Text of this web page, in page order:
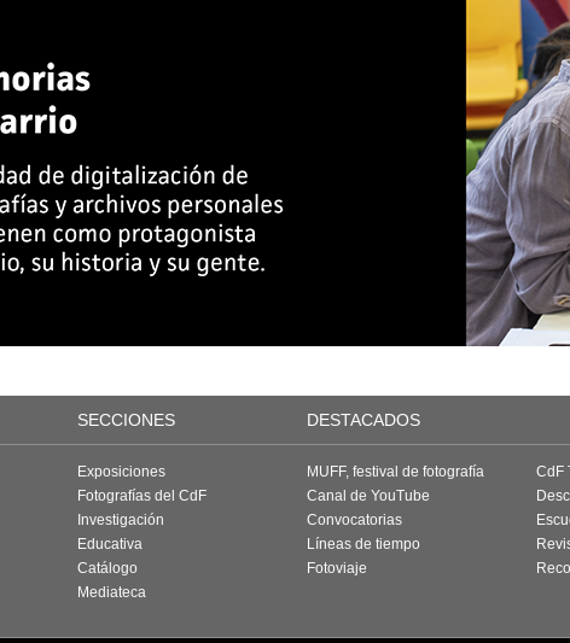
SECCIONES DESTACADOS
Exposiciones
Fotografías del CdF
Investigación
Educativa
Catálogo
Mediateca
MUFF, festival de fotografía
Canal de YouTube
Convocatorias
Líneas de tiempo
Fotoviaje
CdF